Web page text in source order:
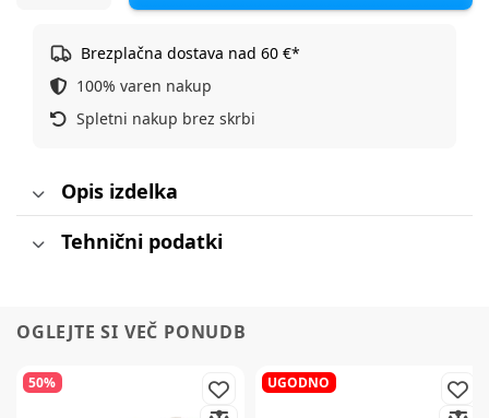
Brezplačna dostava nad 60 €*
100% varen nakup
Spletni nakup brez skrbi
Opis izdelka
Tehnični podatki
OGLEJTE SI VEČ PONUDB
50% UGODNO